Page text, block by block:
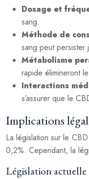
Dosage et
sang.
Méthode de
sang peut persister
Métabolisme
rapide élimineront
Interactions
s’assurer que le
Implications
La législation sur le
0,2%. Cependant, la
Législation actuelle